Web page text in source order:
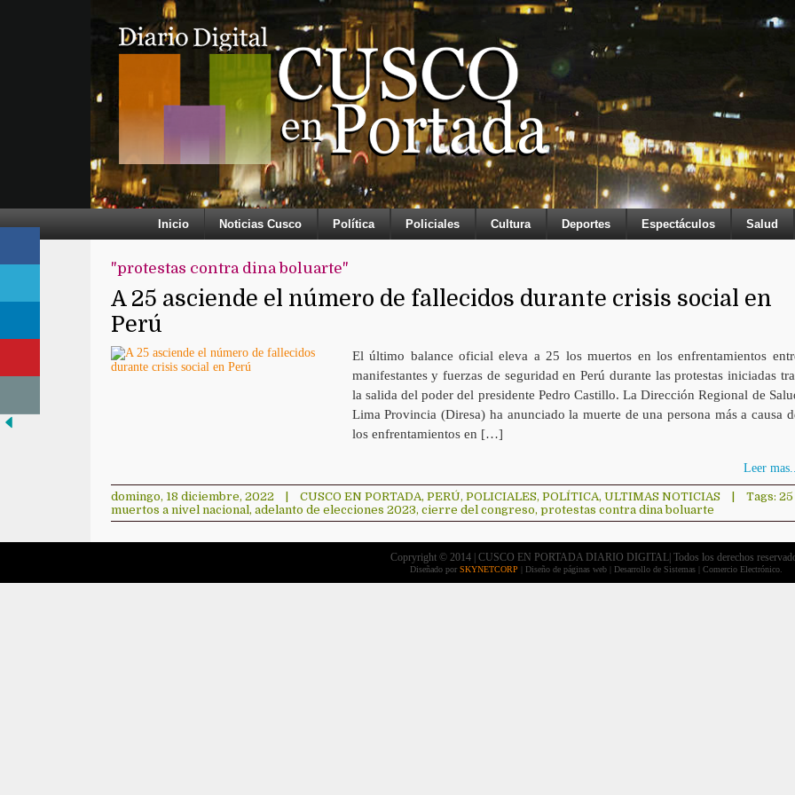
Inicio Noticias Cusco Política Policiales Cultura Deportes Espectáculos Salud
"protestas contra dina boluarte"
A 25 asciende el número de fallecidos durante crisis social en
Perú
El último balance oficial eleva a 25 los muertos en los enfrentamientos
manifestantes y fuerzas de seguridad en Perú durante las protestas iniciadas
la salida del poder del presidente Pedro Castillo. La Dirección Regional de
Lima Provincia (Diresa) ha anunciado la muerte de una persona más a causa
los enfrentamientos en […]
Leer mas...
domingo, 18 diciembre, 2022 CUSCO EN PORTADA, PERÚ, POLICIALES, POLÍTICA, ULTIMAS NOTICIAS Tags: 25
muertos a nivel nacional, adelanto de elecciones 2023, cierre del congreso, protestas contra dina boluarte
Copryright © 2014 | CUSCO EN PORTADA DIARIO DIGITAL| Todos los derechos
Diseñado por SKYNETCORP | Diseño de páginas web | Desarrollo de Sistemas | Comercio Electrónico.